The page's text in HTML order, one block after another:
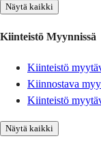
Näytä kaikki
Kiinteistö Myynnissä
Kiinteistö
Kiinnostava
Kiinteistö
Näytä kaikki